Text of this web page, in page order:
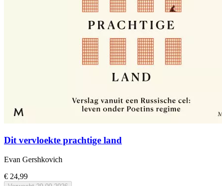
Dit vervloekte prachtige land
Evan Gershkovich
€ 24,99